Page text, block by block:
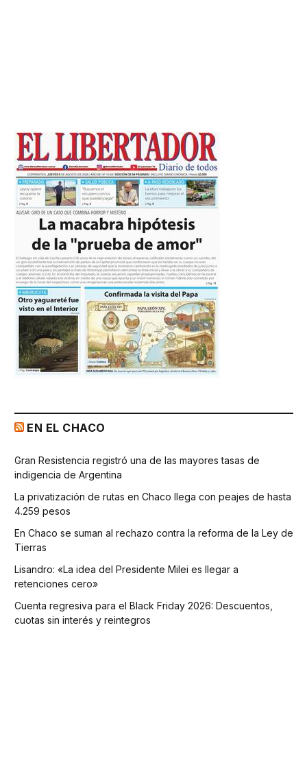
EN EL CHACO
Gran Resistencia registró una de las mayores tasas de
indigencia de Argentina
La privatización de rutas en Chaco llega con peajes de hasta
4.259 pesos
En Chaco se suman al rechazo contra la reforma de la Ley de
Tierras
Lisandro: «La idea del Presidente Milei es llegar a
retenciones cero»
Cuenta regresiva para el Black Friday 2026: Descuentos,
cuotas sin interés y reintegros